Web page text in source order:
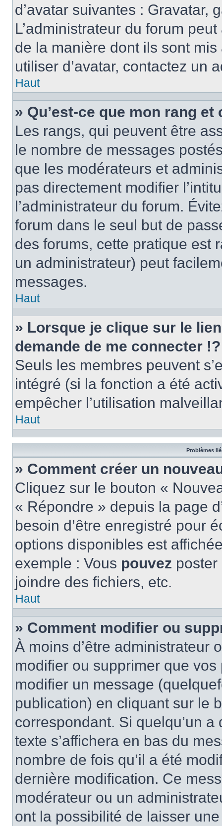
d’avatar suivantes : Gravatar,
L’administrateur du forum
de la manière dont ils sont
utiliser d’avatar, contactez un
Haut
» Qu’est-ce que mon rang
Les rangs, qui peuvent être
le nombre de messages
que les modérateurs et
pas directement modifier
l’administrateur du forum.
forum dans le seul but de
des forums, cette pratique est
un administrateur) peut
messages.
Haut
» Lorsque je clique sur le
demande de me connecter !?
Seuls les membres peuvent
intégré (si la fonction a été
empêcher l’utilisation
Haut
Problèmes
» Comment créer un
Cliquez sur le bouton «
« Répondre » depuis la page
besoin d’être enregistré pour
options disponibles est
exemple : Vous pouvez
joindre des fichiers, etc.
Haut
» Comment modifier ou
À moins d’être administrateur
modifier ou supprimer que
modifier un message
publication) en cliquant sur le
correspondant. Si quelqu’un
texte s’affichera en bas du
nombre de fois qu’il a été
dernière modification. Ce
modérateur ou un
ont la possibilité de laisser